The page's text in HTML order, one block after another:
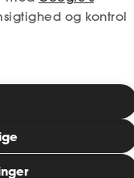
dig
og kontrol